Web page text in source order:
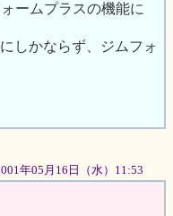
ームプラスの機能に
しかならず、ジムフォ
年05月16日（水）11:53